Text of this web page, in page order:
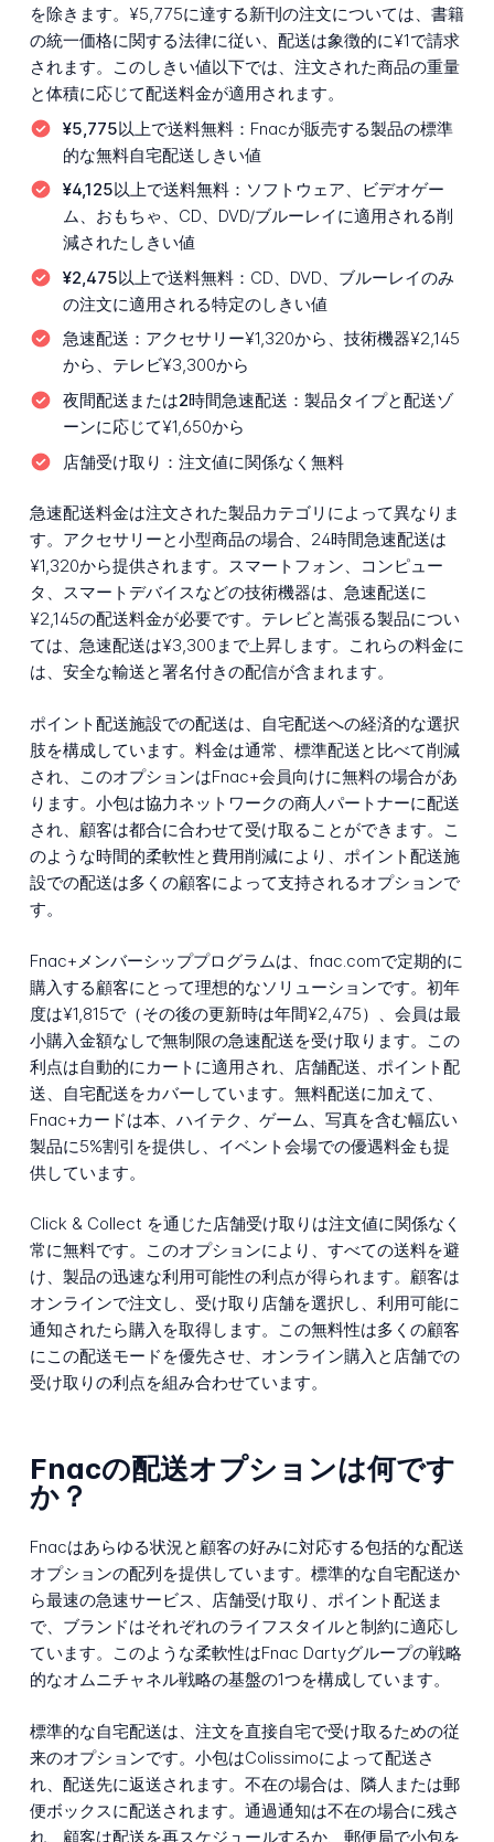
を除きます。¥5,775に達する新刊の注文については、書籍
の統一価格に関する法律に従い、配送は象徴的に¥1で請求
されます。このしきい値以下では、注文された商品の重量
と体積に応じて配送料金が適用されます。
¥5,775以上で送料無料： Fnacが販売する製品の標準
的な無料自宅配送しきい値
¥4,125以上で送料無料： ソフトウェア、ビデオゲー
ム、おもちゃ、CD、DVD/ブルーレイに適用される削
減されたしきい値
¥2,475以上で送料無料： CD、DVD、ブルーレイのみ
の注文に適用される特定のしきい値
急速配送： アクセサリー¥1,320から、技術機器¥2,145
から、テレビ¥3,300から
夜間配送または2時間急速配送： 製品タイプと配送ゾ
ーンに応じて¥1,650から
店舗受け取り： 注文値に関係なく無料
急速配送料金は注文された製品カテゴリによって異なりま
す。アクセサリーと小型商品の場合、24時間急速配送は
¥1,320から提供されます。スマートフォン、コンピュー
タ、スマートデバイスなどの技術機器は、急速配送に
¥2,145の配送料金が必要です。テレビと嵩張る製品につい
ては、急速配送は¥3,300まで上昇します。これらの料金に
は、安全な輸送と署名付きの配信が含まれます。
ポイント配送施設での配送は、自宅配送への経済的な選択
肢を構成しています。料金は通常、標準配送と比べて削減
され、このオプションはFnac+会員向けに無料の場合があ
ります。小包は協力ネットワークの商人パートナーに配送
され、顧客は都合に合わせて受け取ることができます。こ
のような時間的柔軟性と費用削減により、ポイント配送施
設での配送は多くの顧客によって支持されるオプションで
す。
Fnac+メンバーシッププログラムは、fnac.comで定期的に
購入する顧客にとって理想的なソリューションです。初年
度は¥1,815で（その後の更新時は年間¥2,475）、会員は最
小購入金額なしで無制限の急速配送を受け取ります。この
利点は自動的にカートに適用され、店舗配送、ポイント配
送、自宅配送をカバーしています。無料配送に加えて、
Fnac+カードは本、ハイテク、ゲーム、写真を含む幅広い
製品に5%割引を提供し、イベント会場での優遇料金も提
供しています。
Click & Collect を通じた店舗受け取りは注文値に関係なく
常に無料です。このオプションにより、すべての送料を避
け、製品の迅速な利用可能性の利点が得られます。顧客は
オンラインで注文し、受け取り店舗を選択し、利用可能に
通知されたら購入を取得します。この無料性は多くの顧客
にこの配送モードを優先させ、オンライン購入と店舗での
受け取りの利点を組み合わせています。
Fnacの配送オプションは何です
か？
Fnacはあらゆる状況と顧客の好みに対応する包括的な配送
オプションの配列を提供しています。標準的な自宅配送か
ら最速の急速サービス、店舗受け取り、ポイント配送ま
で、ブランドはそれぞれのライフスタイルと制約に適応し
ています。このような柔軟性はFnac Dartyグループの戦略
的なオムニチャネル戦略の基盤の1つを構成しています。
標準的な自宅配送は、注文を直接自宅で受け取るための従
来のオプションです。小包はColissimoによって配送さ
れ、配送先に返送されます。不在の場合は、隣人または郵
便ボックスに配送されます。通過通知は不在の場合に残さ
れ、顧客は配送を再スケジュールするか、郵便局で小包を